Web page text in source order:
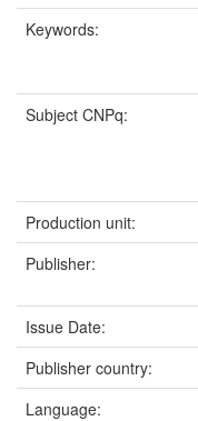
Keywords:
Subject CNPq:
Production unit:
Publisher:
Issue Date:
Publisher country:
Language: